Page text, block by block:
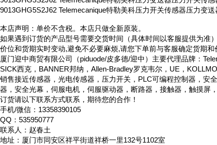
9013GHG5S2J62 Telemecanique特勒美科压力开关传感器压力变
本店声明：单价不含税。本店只做全新原装。
如果遇到订货的产品型号需要交货时间（具体时间以客服提供为准
价位和货期实时变动,避免不必要麻烦,请您下单前与客服确定货期
厦门迎中商贸有限公司（piduode/皮多德/迎中）主要代理品牌：
SICK西克，BANNER邦纳，Allen-Bradley罗克韦尔，UE，
销售接近传感器，光电传感器，压力开关，PLC可编程控制器，安
器，安全光幕，伺服电机，伺服驱动器，断路器，接触器，触摸屏
订货请以下联系方式联系，期待您的合作！
手机/微信：13358390105
QQ：535950777
联系人：赵春土
地址：厦门市同安区祥平街道祥桥一里132号1102室